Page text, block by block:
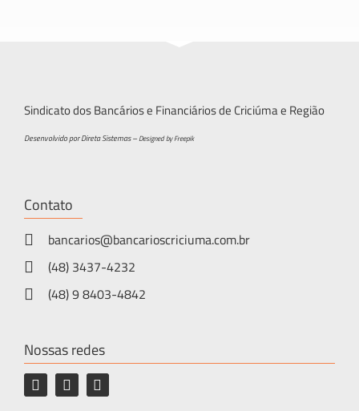
Sindicato dos Bancários e Financiários de Criciúma e Região
Desenvolvido por Direta Sistemas –Designed by Freepik
Contato
bancarios@bancarioscriciuma.com.br
(48) 3437-4232
(48) 9 8403-4842
Nossas redes